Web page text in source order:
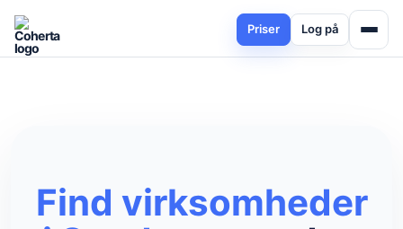
Priser Log på
Find virksomheder